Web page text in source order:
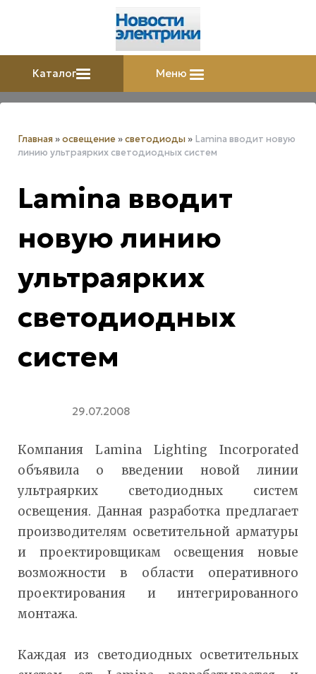
Каталог Меню
Главная »освещение »светодиоды » Lamina вводит новую
линию ультраярких светодиодных систем
Lamina вводит
новую линию
ультраярких
светодиодных
систем
29.07.2008
Компания Lamina Lighting Incorporated
объявила о введении новой линии
ультраярких светодиодных систем
освещения. Данная разработка предлагает
производителям осветительной арматуры
и проектировщикам освещения новые
возможности в области оперативного
проектирования и интегрированного
монтажа.
Каждая из светодиодных осветительных